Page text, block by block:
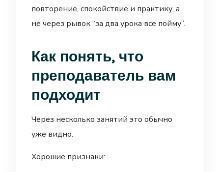
повторение, спокойствие и практику, а
не через рывок “за два урока все пойму”.
Как понять, что
преподаватель вам
подходит
Через несколько занятий это обычно
уже видно.
Хорошие признаки: